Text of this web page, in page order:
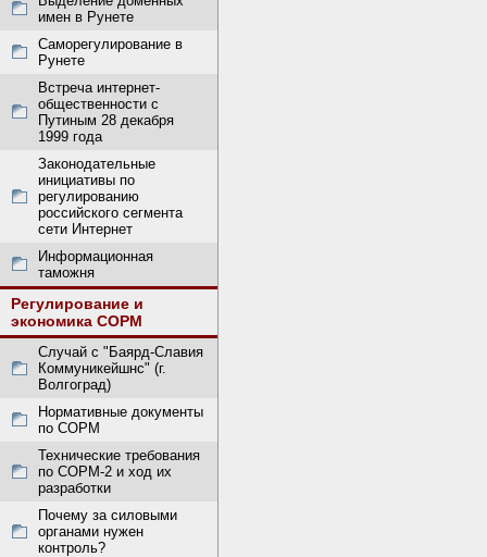
имен в Рунете
Саморегулирование в
Рунете
Встреча интернет-
общественности с
Путиным 28 декабря
1999 года
Законодательные
инициативы по
регулированию
российского сегмента
сети Интернет
Информационная
таможня
Регулирование и
экономика СОРМ
Случай с "Баярд-Славия
Коммуникейшнс" (г.
Волгоград)
Нормативные документы
по СОРМ
Технические требования
по СОРМ-2 и ход их
разработки
Почему за силовыми
органами нужен
контроль?